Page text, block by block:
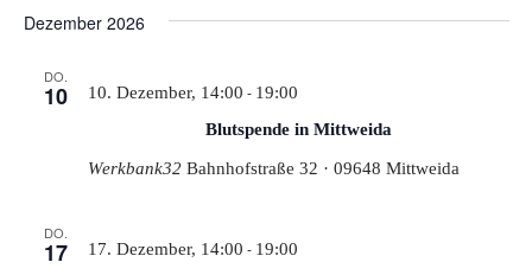
Dezember 2026
DO.
10
Blutspende in Mittweida
10. Dezember, 14:00 - 19:00
Werkbank32 Bahnhofstraße 32 · 09648 Mittweida
DO.
17 17. Dezember, 14:00 - 19:00